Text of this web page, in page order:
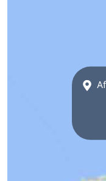
Brouwershaven